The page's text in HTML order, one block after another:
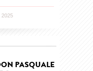
2025
PASQUALE